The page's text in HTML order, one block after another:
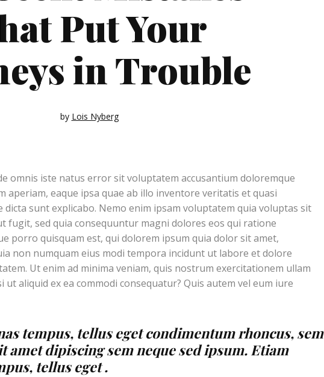
Put Your
in Trouble
by Lois Nyberg
omnis iste natus error sit voluptatem accusantium doloremque
aperiam, eaque ipsa quae ab illo inventore veritatis et quasi
dicta sunt explicabo. Nemo enim ipsam voluptatem quia voluptas sit
fugit, sed quia consequuntur magni dolores eos qui ratione
porro quisquam est, qui dolorem ipsum quia dolor sit amet,
non numquam eius modi tempora incidunt ut labore et dolore
Ut enim ad minima veniam, quis nostrum exercitationem ullam
aliquid ex ea commodi consequatur? Quis autem vel eum iure
tempus, tellus eget condimentum rhoncus, sem
amet dipiscing sem neque sed ipsum. Etiam
tellus eget .